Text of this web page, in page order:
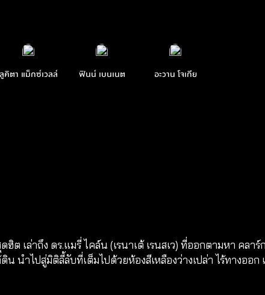
ลูคิตา แม็กซ์เวลล์ ฟินน์ เบนเนต อะวาน โจเกีย
ล่าถึง ดร.แมรี่ ไคล์น (เรนาเต้ เรนสเว) ที่ออกตามหา คลาร์ก
นำไปสู่มิติลี้ลับที่เต็มไปด้วยห้องสีเหลืองว่างเปล่า ไร้ทางออก